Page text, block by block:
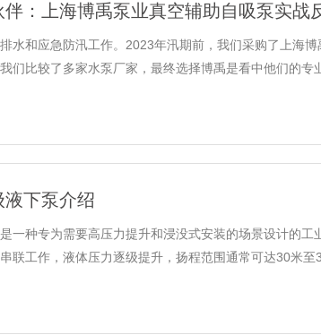
伴：上海博禹泵业真空辅助自吸泵实战
水和应急防汛工作。2023年汛期前，我们采购了上海
们比较了多家水泵厂家，最终选择博禹是看中他们的
下泵介绍
一种专为需要高压力提升和浸没式安装的场景设计的
联工作，液体压力逐级提升，扬程范围通常可达‌30米